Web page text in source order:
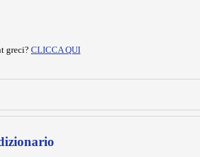
greci? CLICCA QUI